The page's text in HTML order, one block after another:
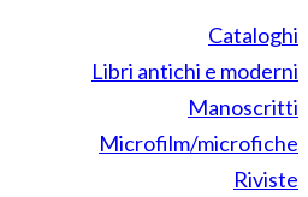
Cataloghi
Libri antichi e moderni
Manoscritti
Microfilm/microfiche
Riviste